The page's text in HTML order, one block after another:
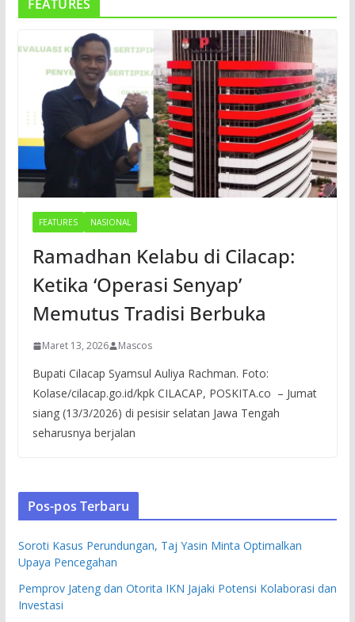
FEATURES
FEATURES NASIONAL
Ramadhan Kelabu di Cilacap:
Ketika ‘Operasi Senyap’
Memutus Tradisi Berbuka
Maret 13, 2026 Mascos
Bupati Cilacap Syamsul Auliya Rachman. Foto:
Kolase/cilacap.go.id/kpk CILACAP, POSKITA.co – Jumat
siang (13/3/2026) di pesisir selatan Jawa Tengah
seharusnya berjalan
Pos-pos Terbaru
Soroti Kasus Perundungan, Taj Yasin Minta Optimalkan
Upaya Pencegahan
Pemprov Jateng dan Otorita IKN Jajaki Potensi Kolaborasi dan
Investasi